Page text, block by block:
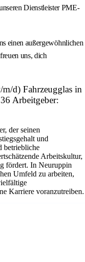
Dienstleister PME-
einen außergewöhnlichen
uns, dich
d) Fahrzeugglas in
Arbeitgeber:
der seinen
und
betriebliche
Arbeitskultur,
fördert. In Neuruppin
Umfeld zu arbeiten,
Karriere voranzutreiben.